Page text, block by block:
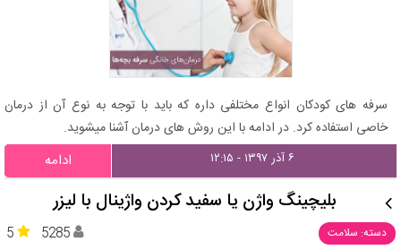
سرفه های کودکان انواع مختلفی داره که باید با توجه به نوع آن از درمان
خاصی استفاده کرد. در ادامه با این روش های درمان آشنا میشوید.
۶ آذر ۱۳۹۷ - ۱۲:۱۵ ادامه
بلیچینگ واژن یا سفید کردن واژینال با لیزر
دسته: سلامت 5 5285